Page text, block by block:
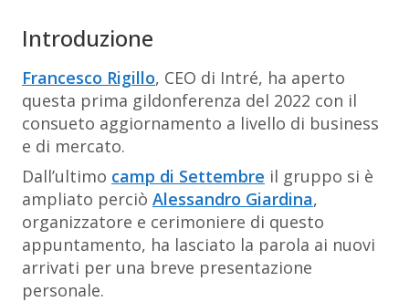
Introduzione
Francesco Rigillo, CEO di Intré, ha aperto
questa prima gildonferenza del 2022 con il
consueto aggiornamento a livello di business
e di mercato.
Dall’ultimo camp di Settembre il gruppo si è
ampliato perciò Alessandro Giardina,
organizzatore e cerimoniere di questo
appuntamento, ha lasciato la parola ai nuovi
arrivati per una breve presentazione
personale.